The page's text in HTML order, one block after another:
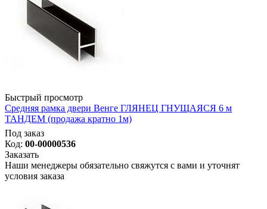
Быстрый просмотр
Средняя рамка двери Венге ГЛЯНЕЦ ГНУЩАЯСЯ 6 м
ТАНДЕМ (продажа кратно 1м)
Под заказ
Код: 00-00000536
Заказать
Наши менеджеры обязательно свяжутся с вами и уточнят
условия заказа